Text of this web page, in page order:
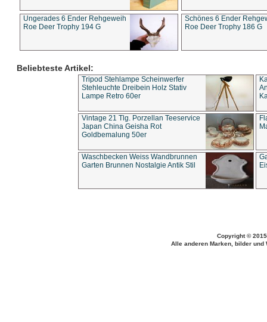
Ungerades 6 Ender Rehgeweih
Roe Deer Trophy 194 G
Schönes 6 Ender
Roe Deer Trophy 186 G
Beliebteste Artikel:
Tripod Stehlampe Scheinwerfer
Stehleuchte Dreibein Holz Stativ
Lampe Retro 60er
Vintage 21 Tlg. Porzellan Teeservice
Japan China Geisha Rot
Goldbemalung 50er
Waschbecken Weiss Wandbrunnen
Garten Brunnen Nostalgie Antik Stil
Copyright ©
Alle anderen Marken, bilder und